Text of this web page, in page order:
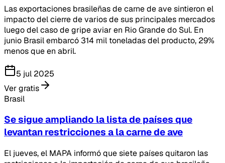
Las exportaciones brasileñas de carne de ave sintieron el
impacto del cierre de varios de sus principales mercados
luego del caso de gripe aviar en Rio Grande do Sul. En
junio Brasil embarcó 314 mil toneladas del producto, 29%
menos que en abril.
5 jul 2025
Ver gratis
Brasil
Se sigue ampliando la lista de países que
levantan restricciones a la carne de ave
El jueves, el MAPA informó que siete países quitaron las